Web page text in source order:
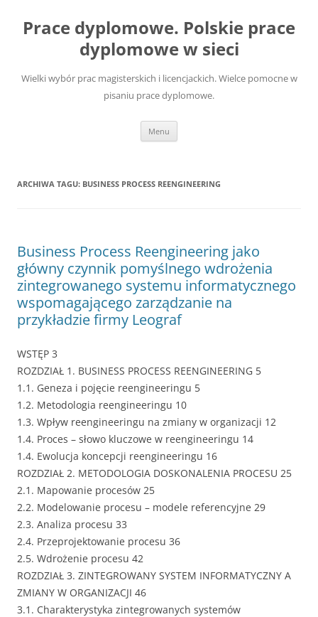
treści
Prace dyplomowe. Polskie prace
dyplomowe w sieci
Wielki wybór prac magisterskich i licencjackich. Wielce pomocne w
pisaniu prace dyplomowe.
Menu
ARCHIWA TAGU: BUSINESS PROCESS REENGINEERING
Business Process Reengineering jako
główny czynnik pomyślnego wdrożenia
zintegrowanego systemu informatycznego
wspomagającego zarządzanie na
przykładzie firmy Leograf
WSTĘP 3
ROZDZIAŁ 1. BUSINESS PROCESS REENGINEERING 5
1.1. Geneza i pojęcie reengineeringu 5
1.2. Metodologia reengineeringu 10
1.3. Wpływ reengineeringu na zmiany w organizacji 12
1.4. Proces – słowo kluczowe w reengineeringu 14
1.4. Ewolucja koncepcji reengineeringu 16
ROZDZIAŁ 2. METODOLOGIA DOSKONALENIA PROCESU 25
2.1. Mapowanie procesów 25
2.2. Modelowanie procesu – modele referencyjne 29
2.3. Analiza procesu 33
2.4. Przeprojektowanie procesu 36
2.5. Wdrożenie procesu 42
ROZDZIAŁ 3. ZINTEGROWANY SYSTEM INFORMATYCZNY A
ZMIANY W ORGANIZACJI 46
3.1. Charakterystyka zintegrowanych systemów